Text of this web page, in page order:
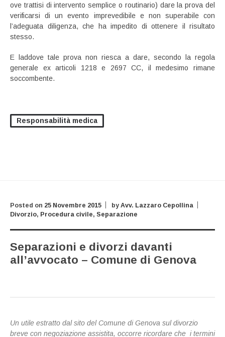
ove trattisi di intervento semplice o routinario) dare la prova del
verificarsi di un evento imprevedibile e non superabile con
l’adeguata diligenza, che ha impedito di ottenere il risultato
stesso.
E laddove tale prova non riesca a dare, secondo la regola
generale ex articoli 1218 e 2697 CC, il medesimo rimane
soccombente.
Responsabilità medica
Posted on 25 Novembre 2015 by Avv. Lazzaro Cepollina
Divorzio, Procedura civile, Separazione
Separazioni e divorzi davanti
all’avvocato – Comune di Genova
Un utile estratto dal sito del Comune di Genova sul divorzio
breve con negoziazione assistita, occorre ricordare che i termini